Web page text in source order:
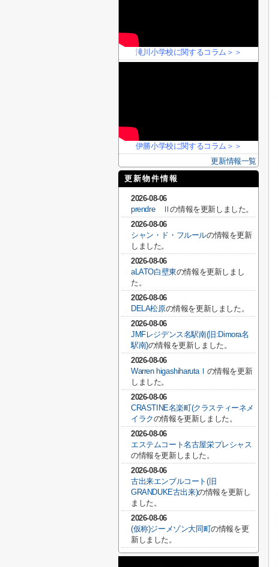
滝川小学校に関するコラム＞＞
伊勝小学校に関するコラム＞＞
更新情報一覧
更新物件情報
2026-08-06
prendre Ⅱの情報を更新しました。
2026-08-06
シャン・ド・フルールの情報を更新
しました。
2026-08-06
aLATO白壁東の情報を更新しまし
た。
2026-08-06
DELA松原の情報を更新しました。
2026-08-06
JMFレジデンス名駅南(旧:Dimora名
駅南)の情報を更新しました。
2026-08-06
Warren higashiharutaⅠ の情報を更新
しました。
2026-08-06
CRASTINE名楽町(クラスティーネメ
イラクの情報を更新しました。
2026-08-06
エステムコート名古屋栄プレシャス
の情報を更新しました。
2026-08-06
古出来エンブルコート(旧
GRANDUKE古出来)の情報を更新し
ました。
2026-08-06
(仮称)ジーメゾン大同町の情報を更
新しました。